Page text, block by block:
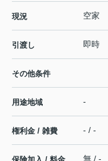
現況 空家
引渡し 即時
その他条件
用途地域 -
権利金 / 雑費 - / -
無 / -